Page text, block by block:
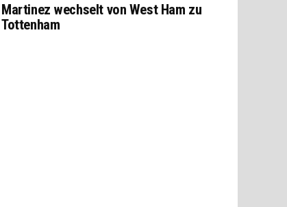
Martinez wechselt von West Ham zu
Tottenham